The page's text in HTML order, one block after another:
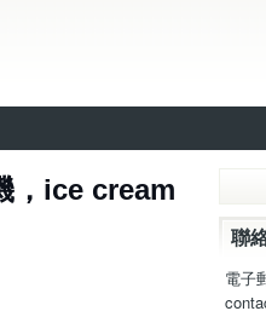
，ice cream
聯
電子